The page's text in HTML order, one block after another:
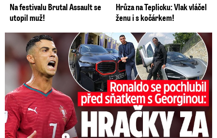
Na festivalu Brutal Assault se
utopil muž!
Hrůza na Teplicku: Vlak vláčel
ženu i s kočárkem!
Ronaldo se pochlubil před sňatkem: Hračky za půl miliardy!